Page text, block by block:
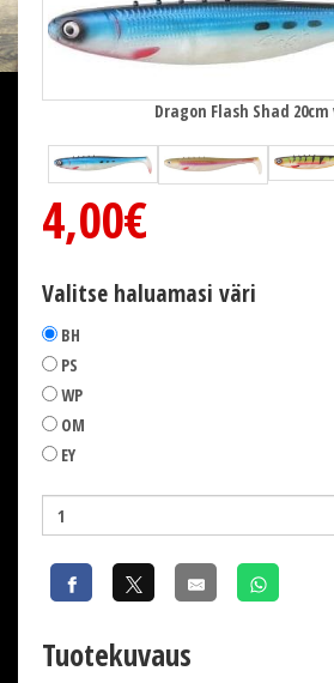
Dragon Flash Shad 20cm
4,00€
Valitse haluamasi väri
BH
PS
WP
OM
EY
Tuotekuvaus